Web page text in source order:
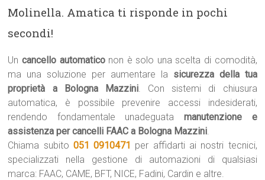
Molinella. Amatica ti risponde in pochi
secondi!
Uncancello automaticonon è solo una scelta di comodità,
ma una soluzione per aumentare la sicurezza della tua
proprietà a Bologna Mazzini. Con sistemi di chiusura
automatica, è possibile prevenire accessi indesiderati,
rendendo fondamentale unadeguatamanutenzione e
assistenza per cancelli FAAC a Bologna Mazzini.
Chiama subito 051 0910471 per affidarti ai nostri tecnici,
specializzati nella gestione di automazioni di qualsiasi
marca: FAAC, CAME, BFT, NICE, Fadini, Cardin e altre.